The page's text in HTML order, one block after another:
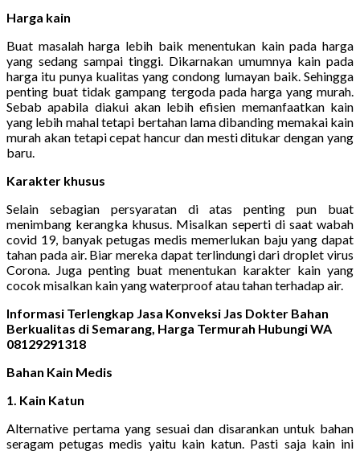
Harga kain
Buat masalah harga lebih baik menentukan kain pada harga
yang sedang sampai tinggi. Dikarnakan umumnya kain pada
harga itu punya kualitas yang condong lumayan baik. Sehingga
penting buat tidak gampang tergoda pada harga yang murah.
Sebab apabila diakui akan lebih efisien memanfaatkan kain
yang lebih mahal tetapi bertahan lama dibanding memakai kain
murah akan tetapi cepat hancur dan mesti ditukar dengan yang
baru.
Karakter khusus
Selain sebagian persyaratan di atas penting pun buat
menimbang kerangka khusus. Misalkan seperti di saat wabah
covid 19, banyak petugas medis memerlukan baju yang dapat
tahan pada air. Biar mereka dapat terlindungi dari droplet virus
Corona. Juga penting buat menentukan karakter kain yang
cocok misalkan kain yang waterproof atau tahan terhadap air.
Informasi Terlengkap Jasa Konveksi Jas Dokter Bahan
Berkualitas di Semarang, Harga Termurah Hubungi WA
08129291318
Bahan Kain Medis
1. Kain Katun
Alternative pertama yang sesuai dan disarankan untuk bahan
seragam petugas medis yaitu kain katun. Pasti saja kain ini